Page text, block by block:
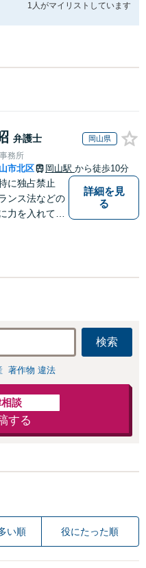
1人がマイリストしています
弁護士 岡山県
務所
市北区 岡山駅 から徒歩10分
に独占禁止
ンス法などの
力を入れてい
詳細を見
る
検索
著作物 違法
談
する
い順 役にたった順